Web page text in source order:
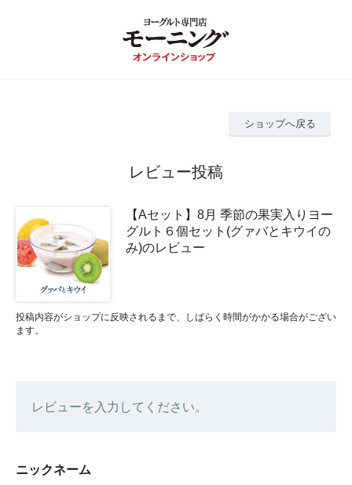
ショップへ戻る
レビュー投稿
【Aセット】8月 季節の果実入りヨー
グルト６個セット(グァバとキウイの
み)のレビュー
投稿内容がショップに反映されるまで、しばらく時間がかかる場合がござい
ます。
レビューを入力してください。
ニックネーム